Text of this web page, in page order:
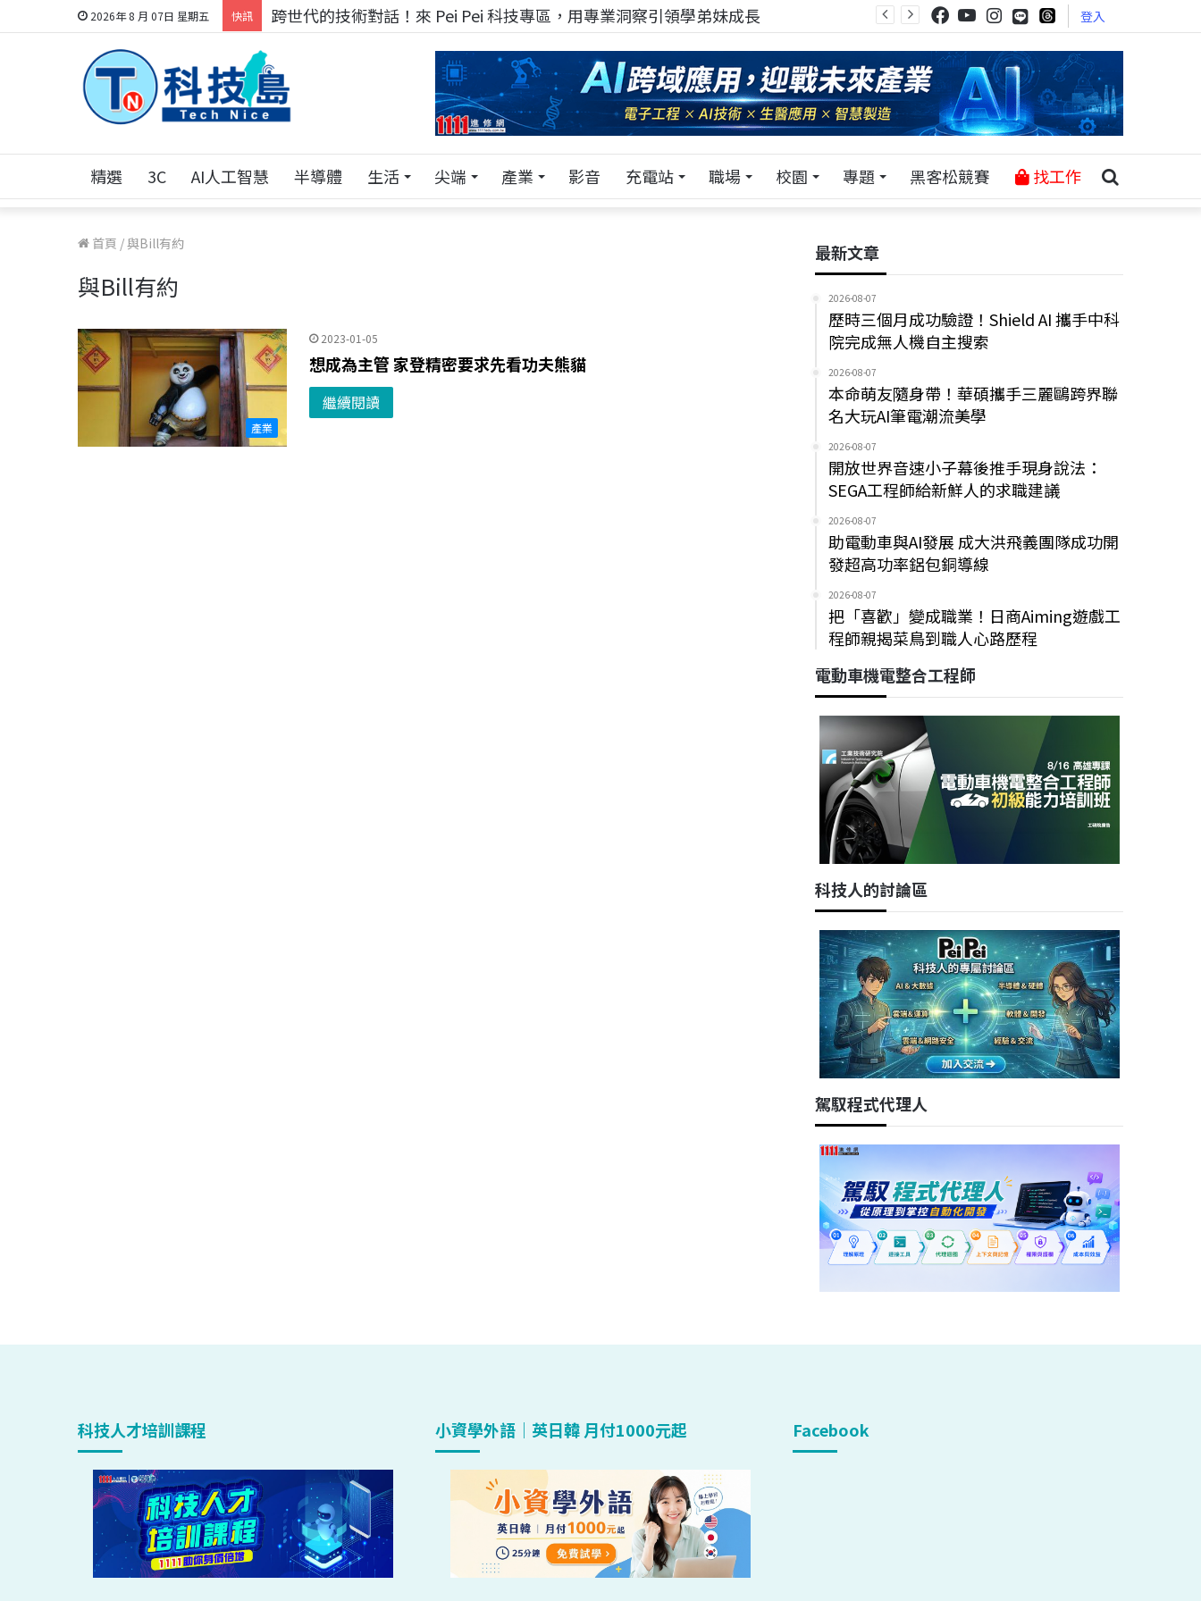
2026年 8 月 07日 星期五 快訊 跨世代的技術對話！來 Pei Pei 科技專區，用專業洞察引領學弟妹成長 登入
精選 3C AI人工智慧 半導體 生活 尖端 產業 影音 充電站 職場 校園 專題 黑客松競賽 找工作
首頁 /與Bill有約
與Bill有約
產業
2023-01-05
想成為主管 家登精密要求先看功夫熊貓
繼續閱讀
最新文章
2026-08-07
歷時三個月成功驗證！Shield AI 攜手中科
院完成無人機自主搜索
2026-08-07
本命萌友隨身帶！華碩攜手三麗鷗跨界聯
名大玩AI筆電潮流美學
2026-08-07
開放世界音速小子幕後推手現身說法：
SEGA工程師給新鮮人的求職建議
2026-08-07
助電動車與AI發展 成大洪飛義團隊成功開
發超高功率鋁包銅導線
2026-08-07
把「喜歡」變成職業！日商Aiming遊戲工
程師親揭菜鳥到職人心路歷程
電動車機電整合工程師
科技人的討論區
駕馭程式代理人
科技人才培訓課程 小資學外語｜英日韓 月付1000元起 Facebook